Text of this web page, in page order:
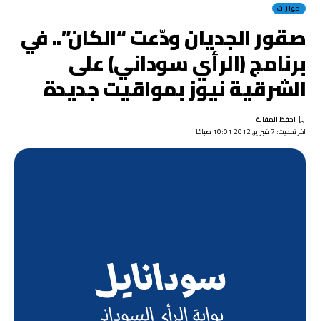
حوارات
صقور الجديان ودّعت “الكان”.. في
برنامج (الرأي سوداني) على
الشرقية نيوز بمواقيت جديدة
اخر تحديث: 7 فبراير, 2012 10:01 صباحًا